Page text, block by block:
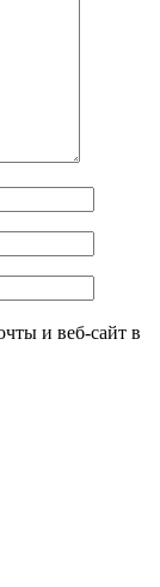
и веб-сайт в